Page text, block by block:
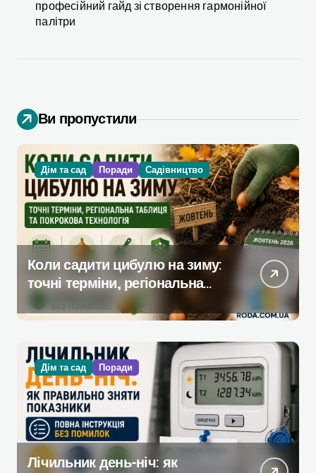
професійний гайд зі створення гармонійної
палітри
Ви пропустили
Дім та сад Поради Садівництво
Коли садити цибулю на зиму:
точні терміни, регіональна
таблиця та покрокова
технологія
Дім та сад Поради
Лічильник день-ніч: як